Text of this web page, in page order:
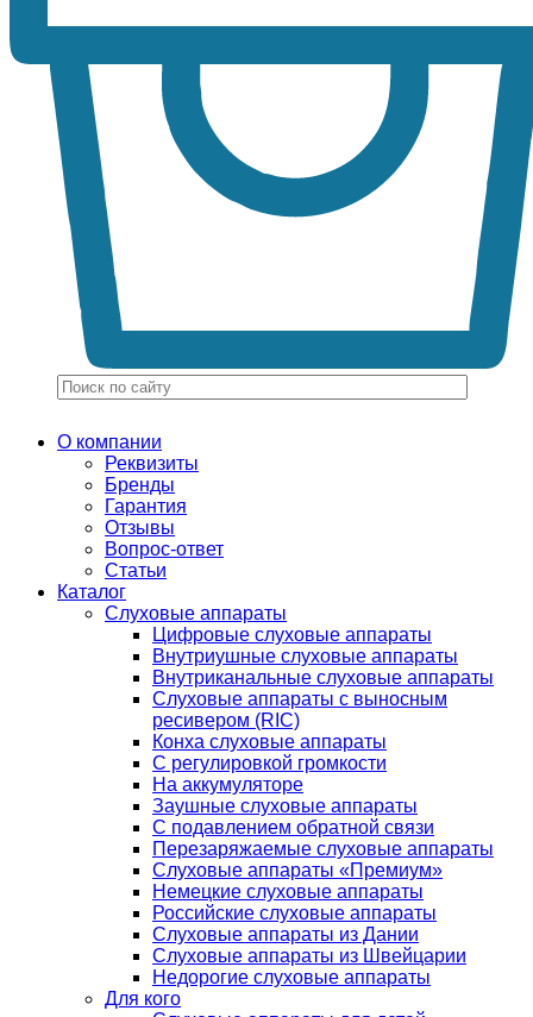
О компании
Реквизиты
Бренды
Гарантия
Отзывы
Вопрос-ответ
Статьи
Каталог
Слуховые аппараты
Цифровые слуховые аппараты
Внутриушные слуховые аппараты
Внутриканальные слуховые аппараты
Слуховые аппараты с выносным
ресивером (RIC)
Конха слуховые аппараты
С регулировкой громкости
На аккумуляторе
Заушные слуховые аппараты
C подавлением обратной связи
Перезаряжаемые слуховые аппараты
Слуховые аппараты «Премиум»
Немецкие слуховые аппараты
Российские слуховые аппараты
Слуховые аппараты из Дании
Слуховые аппараты из Швейцарии
Недорогие слуховые аппараты
Для кого